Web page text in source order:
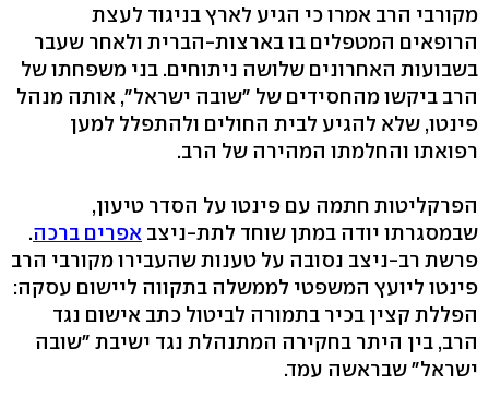
מקורבי הרב אמרו כי הגיע לארץ בניגוד לעצת
הרופאים המטפלים בו בארצות-הברית ולאחר שעבר
בשבועות האחרונים שלושה ניתוחים. בני משפחתו של
הרב ביקשו מהחסידים של "שובה ישראל", אותה מנהל
פינטו, שלא להגיע לבית החולים ולהתפלל למען
רפואתו והחלמתו המהירה של הרב.
הפרקליטות חתמה עם פינטו על הסדר טיעון,
שבמסגרתו יודה במתן שוחד לתת-ניצב אפרים ברכה.
פרשת רב-ניצב נסובה על טענות שהעבירו מקורבי הרב
פינטו ליועץ המשפטי לממשלה בתקווה ליישום עסקה:
הפללת קצין בכיר בתמורה לביטול כתב אישום נגד
הרב, בין היתר בחקירה המתנהלת נגד ישיבת "שובה
ישראל" שבראשה עמד.